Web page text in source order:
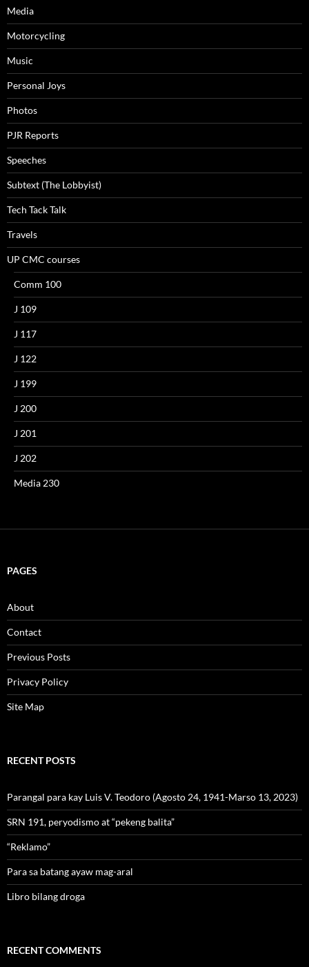
Media
Motorcycling
Music
Personal Joys
Photos
PJR Reports
Speeches
Subtext (The Lobbyist)
Tech Tack Talk
Travels
UP CMC courses
Comm 100
J 109
J 117
J 122
J 199
J 200
J 201
J 202
Media 230
PAGES
About
Contact
Previous Posts
Privacy Policy
Site Map
RECENT POSTS
Parangal para kay Luis V. Teodoro (Agosto 24, 1941-Marso 13, 2023)
SRN 191, peryodismo at “pekeng balita”
“Reklamo”
Para sa batang ayaw mag-aral
Libro bilang droga
RECENT COMMENTS